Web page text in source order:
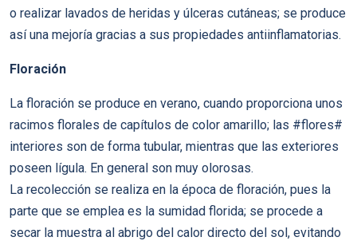
o realizar lavados de heridas y úlceras cutáneas; se produce
así una mejoría gracias a sus propiedades antiinflamatorias.
Floración
La floración se produce en verano, cuando proporciona unos
racimos florales de capítulos de color amarillo; las #flores#
interiores son de forma tubular, mientras que las exteriores
poseen lígula. En general son muy olorosas.
La recolección se realiza en la época de floración, pues la
parte que se emplea es la sumidad florida; se procede a
secar la muestra al abrigo del calor directo del sol, evitando